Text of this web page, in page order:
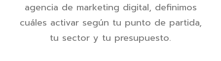
agencia de marketing digital, definimos
cuáles activar según tu punto de partida,
tu sector y tu presupuesto.